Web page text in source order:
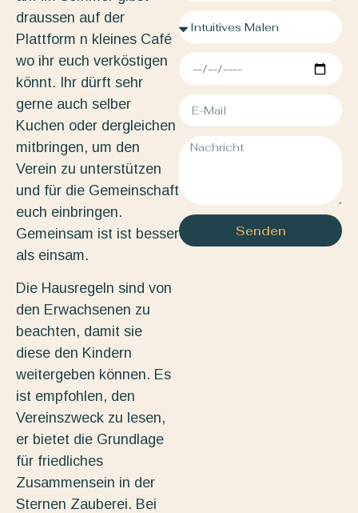
draussen auf der
Plattform n kleines Café
wo ihr euch verköstigen
könnt. Ihr dürft sehr
gerne auch selber
Kuchen oder dergleichen
mitbringen, um den
Verein zu unterstützen
und für die Gemeinschaft
euch einbringen.
Gemeinsam ist ist besser
als einsam.
Die Hausregeln sind von
den Erwachsenen zu
beachten, damit sie
diese den Kindern
weitergeben können. Es
ist empfohlen, den
Vereinszweck zu lesen,
er bietet die Grundlage
für friedliches
Zusammensein in der
Sternen Zauberei. Bei
Senden